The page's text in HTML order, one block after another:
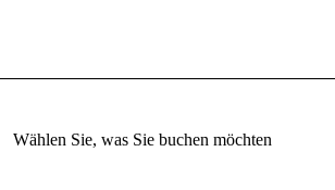
Wählen Sie, was Sie buchen möchten